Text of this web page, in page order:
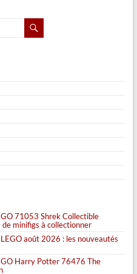
71053 Shrek Collectible
minifigs à collectionner
LEGO août 2026 : les nouveautés
Harry Potter 76476 The